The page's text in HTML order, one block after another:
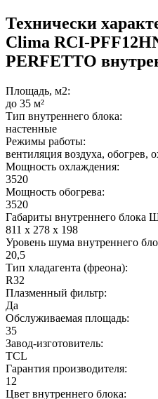
Технически
Clima RCI-
PERFETTO
Площадь, м2:
до 35 м²
Тип внутреннего блока:
настенные
Режимы работы:
вентиляция воздуха, обогрев,
Мощность охлаждения:
3520
Мощность обогрева:
3520
Габариты внутреннего блока
811 x 278 x 198
Уровень шума внутреннего
20,5
Тип хладагента (фреона):
R32
Плазменный фильтр:
Да
Обслуживаемая площадь:
35
Завод-изготовитель:
TCL
Гарантия производителя:
12
Цвет внутреннего блока: